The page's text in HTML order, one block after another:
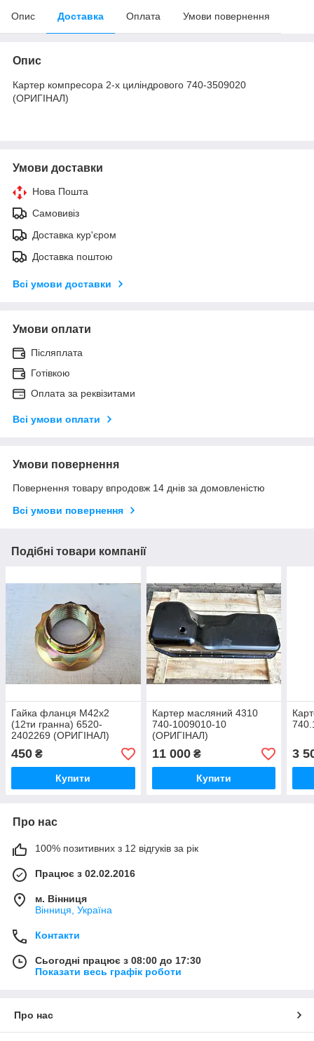
Опис Доставка Оплата Умови повернення
Опис
Картер компресора 2-х циліндрового 740-3509020
(ОРИГІНАЛ)
Умови доставки
Нова Пошта
Самовивіз
Доставка кур'єром
Доставка поштою
Всі умови доставки
Умови оплати
Післяплата
Готівкою
Оплата за реквізитами
Всі умови оплати
Умови повернення
Повернення товару впродовж 14 днів за домовленістю
Всі умови повернення
Подібні товари компанії
Гайка фланця М42х2
(12ти гранна) 6520-
2402269 (ОРИГІНАЛ)
450 ₴
Купити
Картер масляний 4310
740-1009010-10
(ОРИГІНАЛ)
11 000₴
Купити
3
Про нас
100% позитивних з 12 відгуків за рік
Працює з 02.02.2016
м. Вінниця
Вінниця, Україна
Контакти
Сьогодні працює з 08:00 до 17:30
Показати весь графік роботи
Про нас